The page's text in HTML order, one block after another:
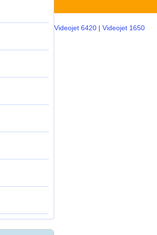
Videojet 6420| Videojet 1650